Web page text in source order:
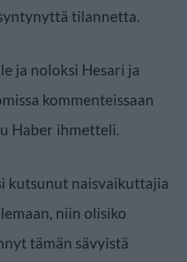
tilannetta.
ja noloksi Hesari ja
kommenteissaan
Haber ihmetteli.
kutsunut naisvaikuttajia
niin olisiko
tämän sävyistä